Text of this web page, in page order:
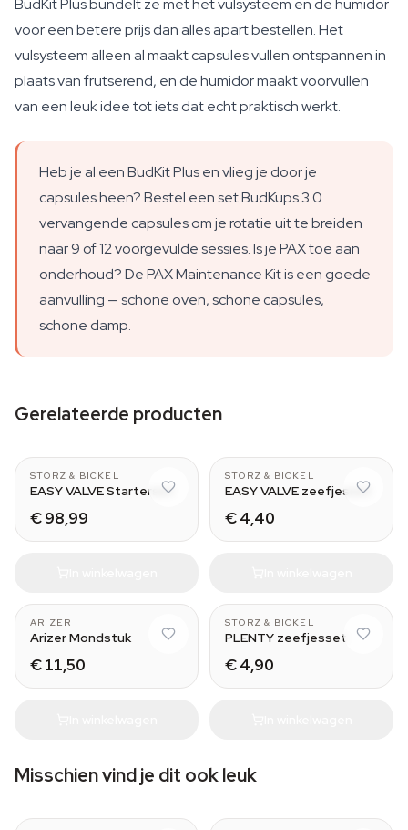
BudKit Plus bundelt ze met het vulsysteem en de humidor
voor een betere prijs dan alles apart bestellen. Het
vulsysteem alleen al maakt capsules vullen ontspannen in
plaats van frutserend, en de humidor maakt voorvullen
van een leuk idee tot iets dat echt praktisch werkt.
Heb je al een BudKit Plus en vlieg je door je
capsules heen? Bestel een set BudKups 3.0
vervangende capsules om je rotatie uit te breiden
naar 9 of 12 voorgevulde sessies. Is je PAX toe aan
onderhoud? De PAX Maintenance Kit is een goede
aanvulling — schone oven, schone capsules,
schone damp.
Gerelateerde producten
STORZ & BICKEL
EASY VALVE Starterset
€ 98,99
STORZ & BICKEL
EASY VALVE zeefjesset
€ 4,40
ARIZER
Arizer Mondstuk
€ 11,50
STORZ & BICKEL
PLENTY zeefjesset
€ 4,90
Misschien vind je dit ook leuk